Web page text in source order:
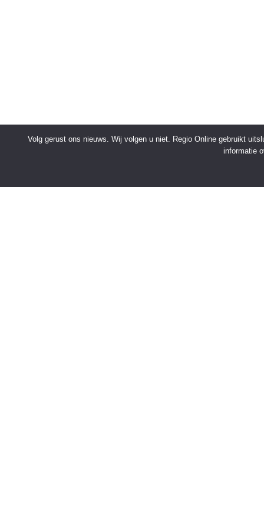
Volg gerust ons nieuws. Wij volgen u niet. Regio Online gebruikt
informatie